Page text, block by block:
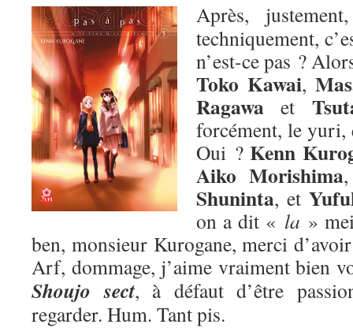
Après,
techniquement,
n’est-ce pas ?
Toko Kawai,
Ragawa et
forcément, le yuri,
Oui ?Kenn
Aiko Morishima
Shuninta, et
on a dit « la »
ben, monsieur Kurogane, merci
Arf, dommage, j’aime vraiment bien
Shoujo sect, à défaut d’être
regarder. Hum. Tant pis.